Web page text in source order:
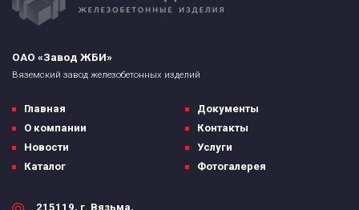
ОАО «Завод ЖБИ»
Вяземский завод железобетонных изделий
Главная
О компании
Новости
Каталог
Документы
Контакты
Услуги
Фотогалерея
215119, г. Вязьма,